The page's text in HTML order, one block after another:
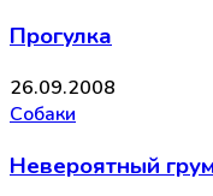
Прогулка
26.09.2008
Собаки
Невероятный